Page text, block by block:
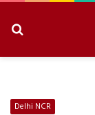
Delhi NCR